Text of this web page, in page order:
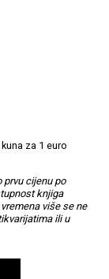
za 1 euro
prvu cijenu po
knjiga
više se ne
ili u